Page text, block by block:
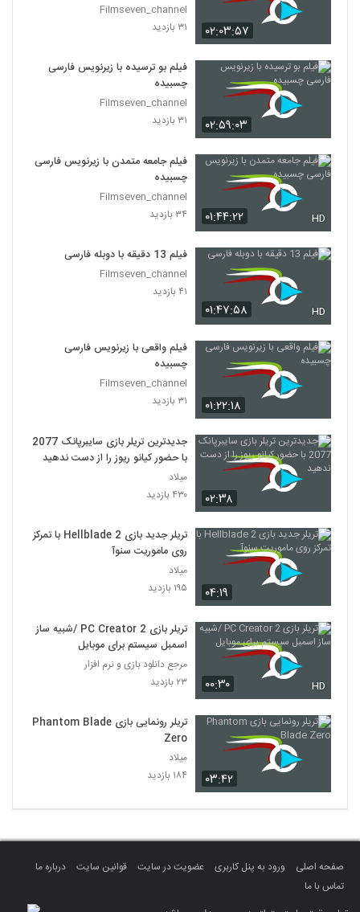
۰۲:۰۳:۵۷
Filmseven_channel
۳۱ بازدید
۰۲:۵۹:۰۳
فیلم بو ترسیده با زیرنویس فارسی
چسبیده
Filmseven_channel
۳۱ بازدید
۰۱:۴۴:۲۲ HD
فیلم جامعه متمدن با زیرنویس فارسی
چسبیده
Filmseven_channel
۳۴ بازدید
۰۱:۴۷:۵۸ HD
فیلم 13 دقیقه با دوبله فارسی
Filmseven_channel
۴۱ بازدید
۰۱:۲۲:۱۸
فیلم واقعی با زیرنویس فارسی
چسبیده
Filmseven_channel
۳۱ بازدید
۰۲:۳۸
جدیدترین تریلر بازی سایبرپانک 2077
با حضور کیانو ریوز را از دست ندهید
میلاد
۴۳۰ بازدید
۰۴:۱۹
تریلر جدید بازی Hellblade 2 با تمرکز
روی ماموریت سنوآ
میلاد
۱۹۵ بازدید
۰۰:۳۰ HD
تریلر بازی PC Creator 2 /شبیه ساز
اسمبل سیستم برای موبایل
مرجع دانلود بازی و نرم افزار
۲۳ بازدید
۰۳:۴۲
تریلر رونمایی بازی Phantom Blade
Zero
میلاد
۱۸۴ بازدید
صفحه اصلی ورود به پنل کاربری عضویت در سایت قوانین سایت
درباره ما
تماس با ما